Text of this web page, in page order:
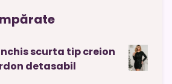
scurta tip creion
detasabil